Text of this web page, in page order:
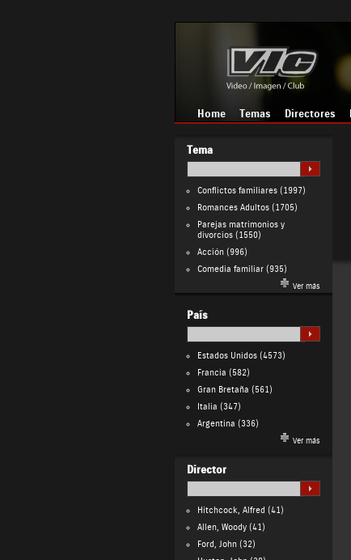
Home Temas Directores
Tema
Conflictos familiares(1997)
Romances Adultos(1705)
Parejas matrimonios y
divorcios(1550)
Acción(996)
Comedia familiar(935)
Ver más
País
Estados Unidos(4573)
Francia (582)
Gran Bretaña (561)
Italia (347)
Argentina (336)
Ver más
Director
Hitchcock, Alfred (41)
Allen, Woody(41)
Ford, John(32)